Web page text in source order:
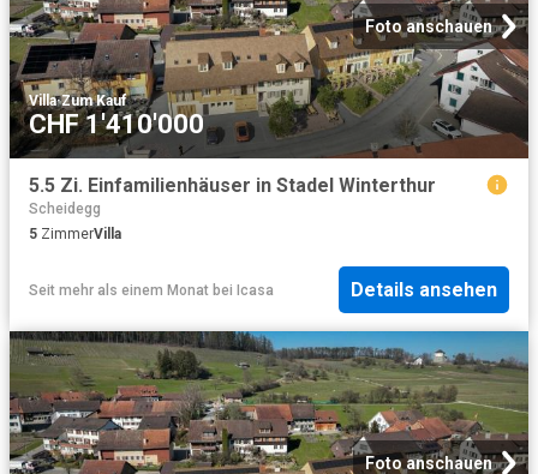
Foto anschauen
Villa·Zum Kauf
CHF 1'410'000
5.5 Zi. Einfamilienhäuser in Stadel Winterthur
Scheidegg
5 ZimmerVilla
Seit mehr als einem Monat bei Icasa Details ansehen
Foto anschauen